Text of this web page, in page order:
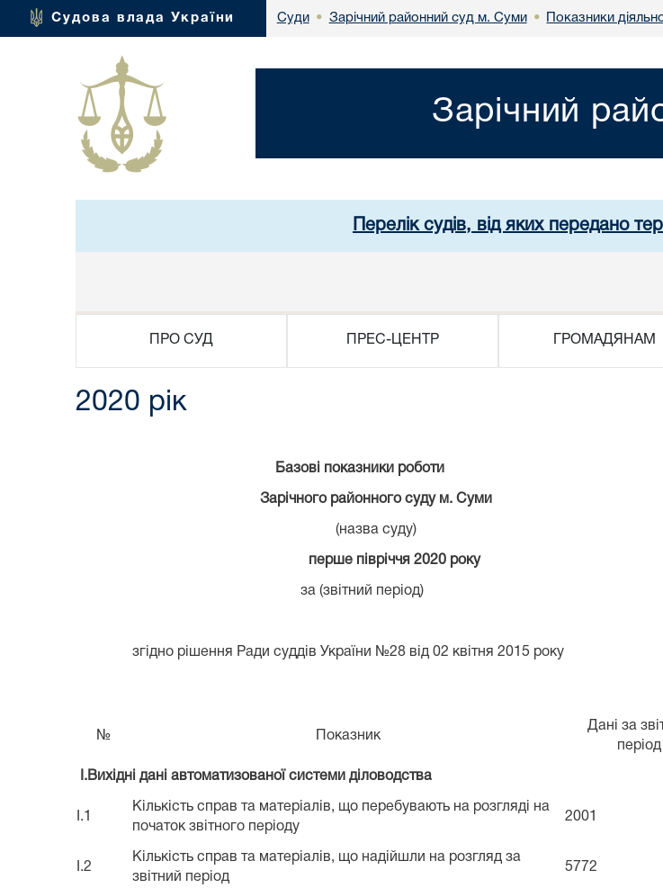
Судова влада України Суди • Зарічний районний суд м. Суми • Показники
Зарічний
Перелік судів, від яких передано
ПРО СУД ПРЕС-ЦЕНТР ГРОМАДЯНАМ
2020 рік
Базові показники роботи
Зарічного районного суду м. Суми
(назва суду)
перше півріччя 2020 року
за (звітний період)
згідно рішення Ради суддів України №28 від 02 квітня 2015 року
№ Показник
Дані за
період
I.Вихідні дані автоматизованої системи діловодства
I.1
Кількість справ та матеріалів, що перебувають на розгляді на
початок звітного періоду
2001
I.2
Кількість справ та матеріалів, що надійшли на розгляд за
звітний період
5772